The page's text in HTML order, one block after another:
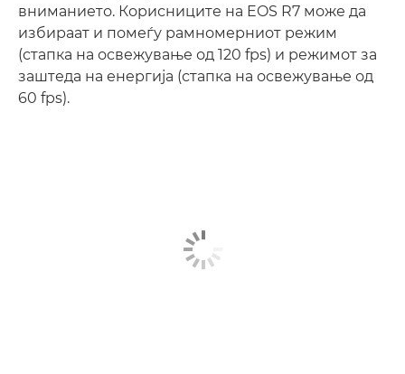
вниманието. Корисниците на EOS R7 може да
избираат и помеѓу рамномерниот режим
(стапка на освежување од 120 fps) и режимот за
заштеда на енергија (стапка на освежување од
60 fps).